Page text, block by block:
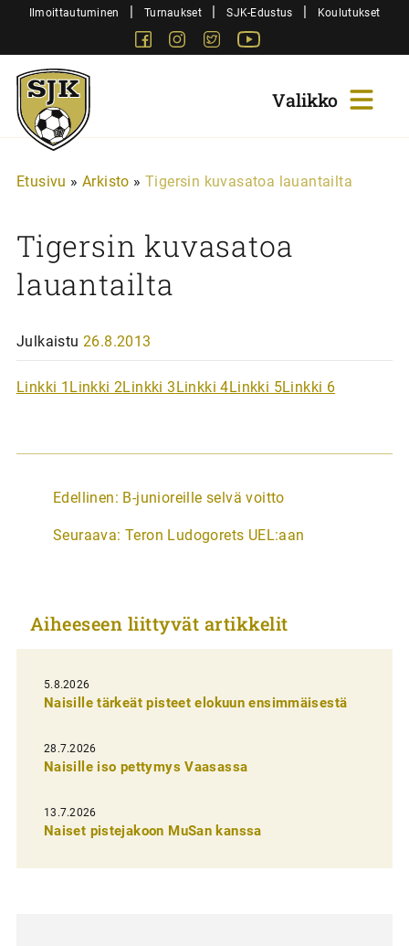
SiirryIlmoittautuminen | Turnaukset | SJK-Edustus | Koulutukset
FacebookInstagram
Twitter
Sjk-
Juniorit
Etusivu » Arkisto » Tigersin kuvasatoa lauantailta
Tigersin kuvasatoa
lauantailta
Julkaistu 26.8.2013
Linkki 1 Linkki 2Linkki 3Linkki 4Linkki 5Linkki 6
A
t
k
e
l
i
e
n
e
Edellinen: B-junioreille selvä voitto
Seuraava: Teron Ludogorets UEL:aan
Aiheeseen liittyvät artikkelit
5.8.2026
Naisille tärkeät pisteet elokuun ensimmäisestä
28.7.2026
Naisille iso pettymys Vaasassa
13.7.2026
Naiset pistejakoon MuSan kanssa